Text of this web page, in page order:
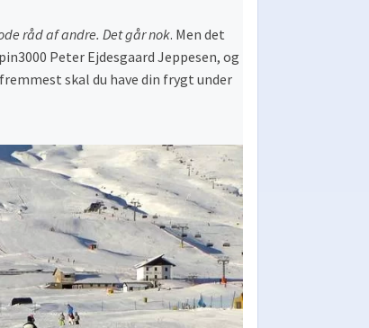
råd af andre. Det går nok. Men det
Peter Ejdesgaard Jeppesen, og
skal du have din frygt under